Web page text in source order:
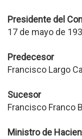
Presidente del
17 de mayo de
Predecesor
Francisco Largo
Sucesor
Francisco Franco
Ministro de